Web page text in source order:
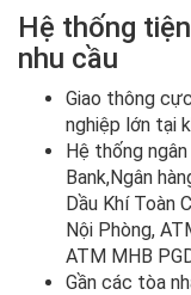
Hệ thống
nhu cầu
Giao thông
nghiệp lớn tại
Hệ thống
Bank,Ngân
Dầu Khí Toàn
Nội Phòng,
ATM MHB
Gần các tòa